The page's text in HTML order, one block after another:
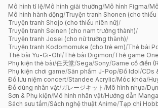
Mô hình tỉ lệ/Mô hình giải thưởng/Mô hình Figma/
Mô hình hành động/Truyện tranh Shonen (cho thiếu
Truyện tranh Shojo (cho thiếu niên nữ)/
Truyện tranh Seinen (cho nam trưởng thành)/
Truyện tranh Josei (cho nữ trưởng thành)/
Truyện tranh Kodomomuke (cho trẻ em)/Thẻ bài
Thẻ bài Yu-Gi-Oh!/Thẻ bài Digimon/Thẻ game
Phụ kiện thẻ bài/任天堂/Sega/Sony/Game cổ điển
Phụ kiện chơi game/Sản phẩm J-Pop/Đồ Idol/CDs
Đồ lưu niệm concert/Standee Acrylic/Móc khóa/
Đồ dùng nhân vật/ガレージキット /Mô hình nhựa/
Sơn & Phụ kiện/Mô hình nhân vật/Hướng dẫn Manga
Sách sưu tầm/Sách nghệ thuật Anime/Tạp chí